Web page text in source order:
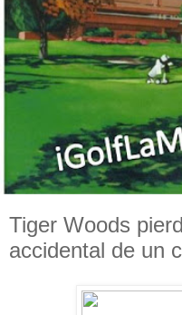
Tiger Woods
accidental de un